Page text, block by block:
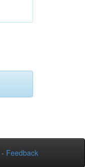
- Feedback